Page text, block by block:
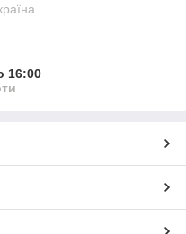
16:00